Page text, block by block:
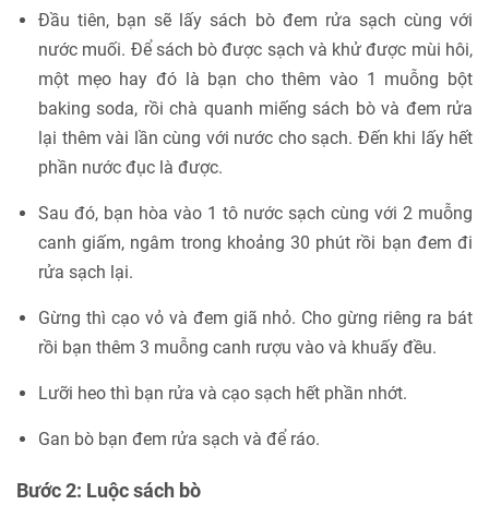
Đầu tiên, bạn sẽ lấy sách bò đem rửa sạch cùng với
nước muối. Để sách bò được sạch và khử được mùi hôi,
một mẹo hay đó là bạn cho thêm vào 1 muỗng bột
baking soda, rồi chà quanh miếng sách bò và đem rửa
lại thêm vài lần cùng với nước cho sạch. Đến khi lấy hết
phần nước đục là được.
Sau đó, bạn hòa vào 1 tô nước sạch cùng với 2 muỗng
canh giấm, ngâm trong khoảng 30 phút rồi bạn đem đi
rửa sạch lại.
Gừng thì cạo vỏ và đem giã nhỏ. Cho gừng riêng ra bát
rồi bạn thêm 3 muỗng canh rượu vào và khuấy đều.
Lưỡi heo thì bạn rửa và cạo sạch hết phần nhớt.
Gan bò bạn đem rửa sạch và để ráo.
Bước 2: Luộc sách bò